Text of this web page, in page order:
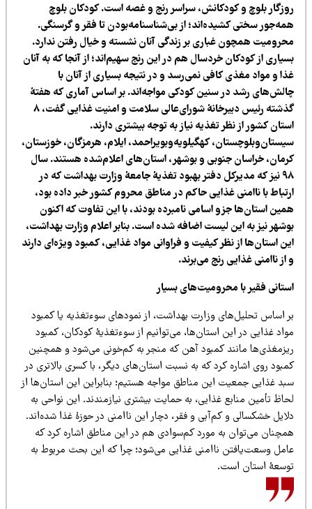
بلوچ و کودکانش، سراسر رنج و غصه است. کودکان بلوچ
سختی کشیده‌اند؛ از بی‌شناسنامه‌بودن تا فقر و گرسنگی.
همچون غباری بر زندگی آنان نشسته و خیال رفتن ندارد.
از کودکان خردسال هم در این رنج سهیم‌اند؛ از آنجا که به آنان
و مواد مغذی کافی نمی‌رسد و در نتیجه بسیاری از آنان با
رشد در سنین کودکی مواجه‌اند. بر اساس آماری که هفتۀ
گذشته رئیس دبیرخانۀ شورای‌عالی سلامت و امنیت غذایی گفت، ۸
کشور از نظر تغذیه نیاز به توجه بیشتری دارند.
کهگیلویه‌وبویراحمد، ایلام، هرمزگان، خوزستان،
خراسان جنوبی و بوشهر، استان‌های اعلام‌شده هستند. سال
۹۸ نیز که مدیرکل دفتر بهبود تغذیۀ جامعۀ وزارت بهداشت که در
با ناامنی غذایی حاکم در مناطق محروم کشور خبر داده بود،
استان‌ها جزو اسامی نامبرده بودند، با این تفاوت که اکنون
نیز به این لیست اضافه شده است. بنابر اعلام وزارت بهداشت،
استان‌ها از نظر کیفیت و فراوانی مواد غذایی، کمبود ویژه‌ای دارند
ناامنی غذایی رنج می‌برند.
فقیر با محرومیت‌های بسیار
اساس تحلیل‌های وزارت بهداشت، از نمودهای سوءتغذیه یا کمبود
غذایی در این استان‌ها، می‌توانیم از سوءتغذیۀ کودکان، کمبود
مانند کمبود آهن که منجر به کم‌خونی می‌شود و همچنین
روی اشاره کرد که به نسبت استان‌های دیگر، با کسری بالاتری در
غذایی جمعیت این مناطق مواجه هستیم؛ بنابراین این استان‌ها از
تأمین منابع غذایی، به حمایت بیشتری نیازمندند. این نواحی به
خشکسالی و کم‌آبی و فقر، دچار این ناامنی در حوزۀ غذا شده‌اند.
می‌توان به مورد کم‌سوادی هم در این مناطق اشاره کرد که
وسعت‌یافتن ناامنی غذایی می‌شود؛ چرا که این بحث مربوط به
استان است.